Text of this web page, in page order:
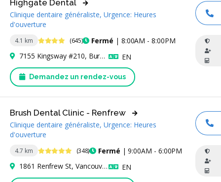
4.1 km 4.4 étoiles (645) Fermé | 8:00AM - 8:00PM
Highgate Dental
Clinique dentaire généraliste, Urgence: Heures
d'ouverture
Demandez un rendez-vous
7155 Kingsway #210, Burnaby, BC V5E 2V1, Canada EN
4.7 km 4.9 étoiles (348) Fermé | 9:00AM - 6:00PM
Brush Dental Clinic - Renfrew
Clinique dentaire généraliste, Urgence: Heures
d'ouverture
1861 Renfrew St, Vancouver, BC V5M 3J1, Canada EN